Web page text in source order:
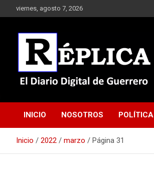
al
viernes, agosto 7, 2026
Réplica
INICIO NOSOTROS POLÍTICA
Inicio 2022 marzo Página 31